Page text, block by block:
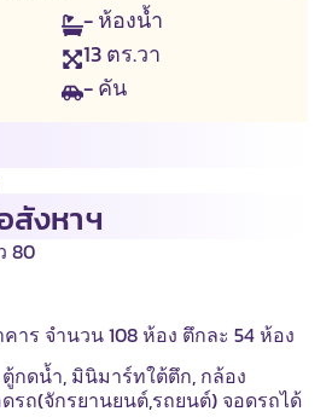
- ห้องน้ำ
13ตร.วา
- คัน
สังหาฯ
80
าร จำนวน 108 ห้อง ตึกละ 54 ห้อง
ตู้กดน้ำ, มินิมาร์ทใต้ตึก, กล้อง
รถ(จักรยานยนต์,รถยนต์) จอดรถได้